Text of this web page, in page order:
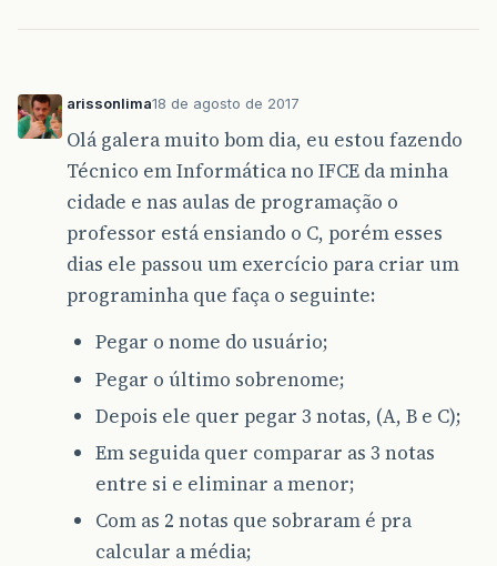
arissonlima18 de agosto de 2017
Olá galera muito bom dia, eu estou fazendo
Técnico em Informática no IFCE da minha
cidade e nas aulas de programação o
professor está ensiando o C, porém esses
dias ele passou um exercício para criar um
programinha que faça o seguinte:
Pegar o nome do usuário;
Pegar o último sobrenome;
Depois ele quer pegar 3 notas, (A, B e C);
Em seguida quer comparar as 3 notas
entre si e eliminar a menor;
Com as 2 notas que sobraram é pra
calcular a média;